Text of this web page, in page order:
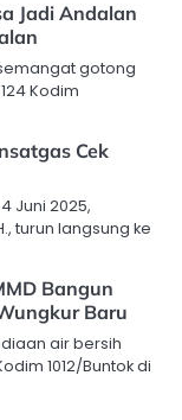
Jadi Andalan
gotong
Kodim
Cek
Juni 2025,
turun langsung ke
Bangun
Baru
air bersih
1012/Buntok di